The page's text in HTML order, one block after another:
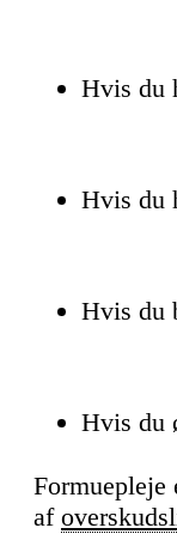
Hvis du
Hvis du
Hvis du
Hvis du
Formuepleje
af